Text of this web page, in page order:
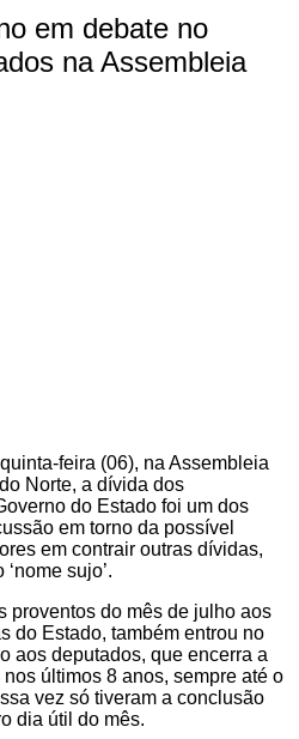
em debate no
na Assembleia
feira (06), na Assembleia
Norte, a dívida dos
do Estado foi um dos
em torno da possível
em contrair outras dívidas,
sujo’.
proventos do mês de julho aos
do Estado, também entrou no
aos deputados, que encerra a
últimos 8 anos, sempre até o
vez só tiveram a conclusão
dia útil do mês.